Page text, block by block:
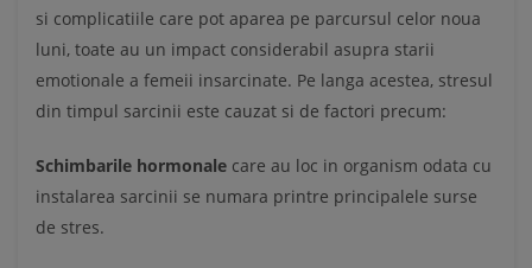
si complicatiile care pot aparea pe parcursul celor noua
luni, toate au un impact considerabil asupra starii
emotionale a femeii insarcinate. Pe langa acestea, stresul
din timpul sarcinii este cauzat si de factori precum:
Schimbarile hormonale care au loc in organism odata cu
instalarea sarcinii se numara printre principalele surse
de stres.